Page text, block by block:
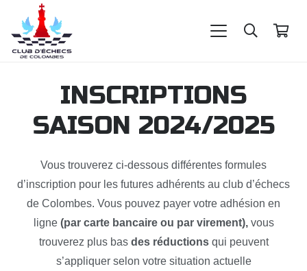
INSCRIPTIONS
SAISON 2024/2025
Vous trouverez ci-dessous différentes formules
d’inscription pour les futures adhérents au club d’échecs
de Colombes. Vous pouvez payer votre adhésion en
ligne (par carte bancaire ou par virement), vous
trouverez plus bas des réductionsqui peuvent
s’appliquer selon votre situation actuelle